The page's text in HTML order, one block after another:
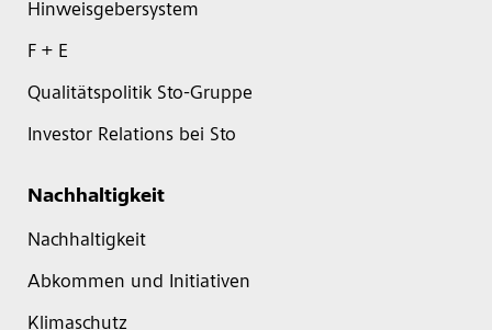
Hinweisgebersystem
F + E
Qualitätspolitik Sto-Gruppe
Investor Relations bei Sto
Nachhaltigkeit
Nachhaltigkeit
Abkommen und Initiativen
Klimaschutz